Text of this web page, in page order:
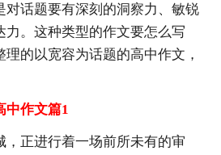
对话题要有深刻的洞察力、敏锐
力。这种类型的作文要怎么写
的以宽容为话题的高中作文，
作文篇1
，正进行着一场前所未有的审